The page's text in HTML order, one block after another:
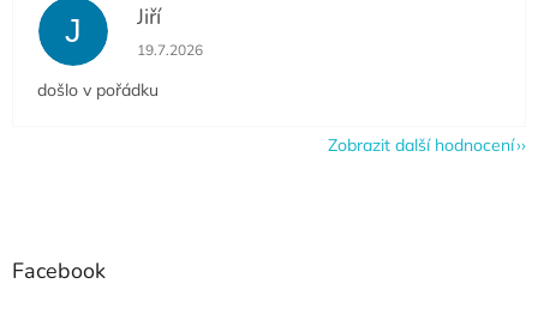
J Jiří
Hodnocení obchodu je 5 z 5 hvězdiček.
19.7.2026
došlo v pořádku
Zobrazit další hodnocení
Facebook